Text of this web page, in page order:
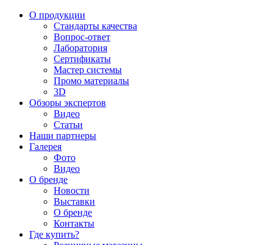
О продукции
Стандарты качества
Вопрос-ответ
Лаборатория
Сертификаты
Мастер системы
Промо материалы
3D
Обзоры экспертов
Видео
Статьи
Наши партнеры
Галерея
Фото
Видео
О бренде
Новости
Выставки
О бренде
Контакты
Где купить?